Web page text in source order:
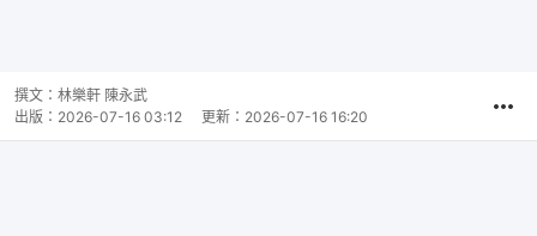
撰文： 林樂軒 陳永武
出版： 2026-07-16 03:12 更新： 2026-07-16 16:20